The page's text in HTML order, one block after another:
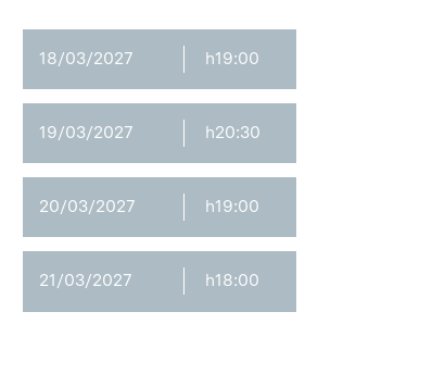
18/03/2027 h19:00
19/03/2027 h20:30
20/03/2027 h19:00
21/03/2027 h18:00